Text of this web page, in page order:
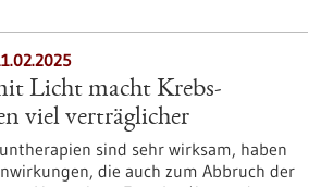
Licht macht Krebs-
viel verträglicher
sind sehr wirksam, haben
die auch zum Abbruch der